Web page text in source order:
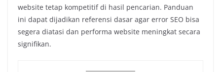
website tetap kompetitif di hasil pencarian. Panduan
ini dapat dijadikan referensi dasar agar error SEO bisa
segera diatasi dan performa website meningkat secara
signifikan.